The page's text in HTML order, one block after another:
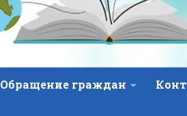
Обращение граждан